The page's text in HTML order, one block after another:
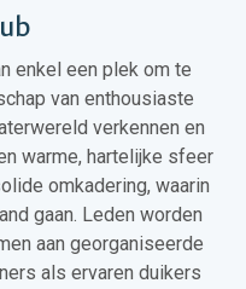
enkel een plek om te
van enthousiaste
verkennen en
warme, hartelijke sfeer
omkadering, waarin
gaan. Leden worden
aan georganiseerde
als ervaren duikers